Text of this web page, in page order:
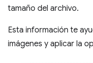
tamaño del archivo.
Esta información te
imágenes y aplicar la